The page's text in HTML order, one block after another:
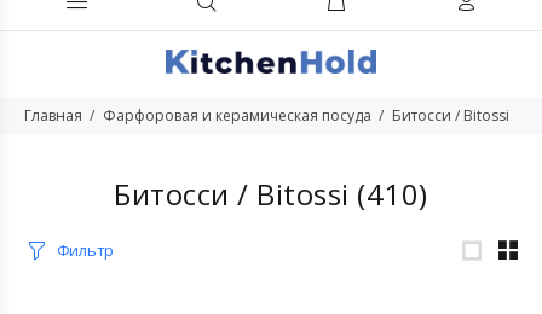
Главная Фарфоровая и керамическая посуда Битосси / Bitossi
Битосси / Bitossi (410)
Фильтр